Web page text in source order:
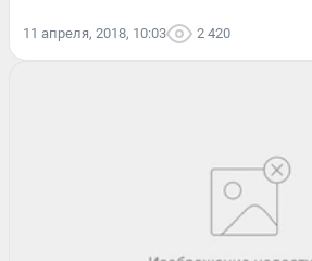
11 апреля, 2018, 10:03 2 420